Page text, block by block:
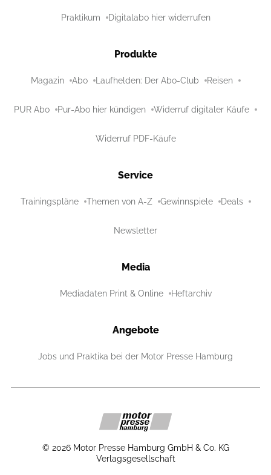
Praktikum Digitalabo hier widerrufen
Produkte
Magazin Abo Laufhelden: Der Abo-Club Reisen
PUR Abo Pur-Abo hier kündigen Widerruf digitaler Käufe
Widerruf PDF-Käufe
Service
Trainingspläne Themen von A-Z Gewinnspiele Deals
Newsletter
Media
Mediadaten Print & Online Heftarchiv
Angebote
Jobs und Praktika bei der Motor Presse Hamburg
© 2026 Motor Presse Hamburg GmbH & Co. KG
Verlagsgesellschaft